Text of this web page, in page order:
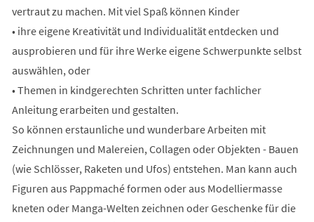
vertraut zu machen. Mit viel Spaß können Kinder
• ihre eigene Kreativität und Individualität entdecken und
ausprobieren und für ihre Werke eigene Schwerpunkte selbst
auswählen, oder
• Themen in kindgerechten Schritten unter fachlicher
Anleitung erarbeiten und gestalten.
So können erstaunliche und wunderbare Arbeiten mit
Zeichnungen und Malereien, Collagen oder Objekten - Bauen
(wie Schlösser, Raketen und Ufos) entstehen. Man kann auch
Figuren aus Pappmaché formen oder aus Modelliermasse
kneten oder Manga-Welten zeichnen oder Geschenke für die